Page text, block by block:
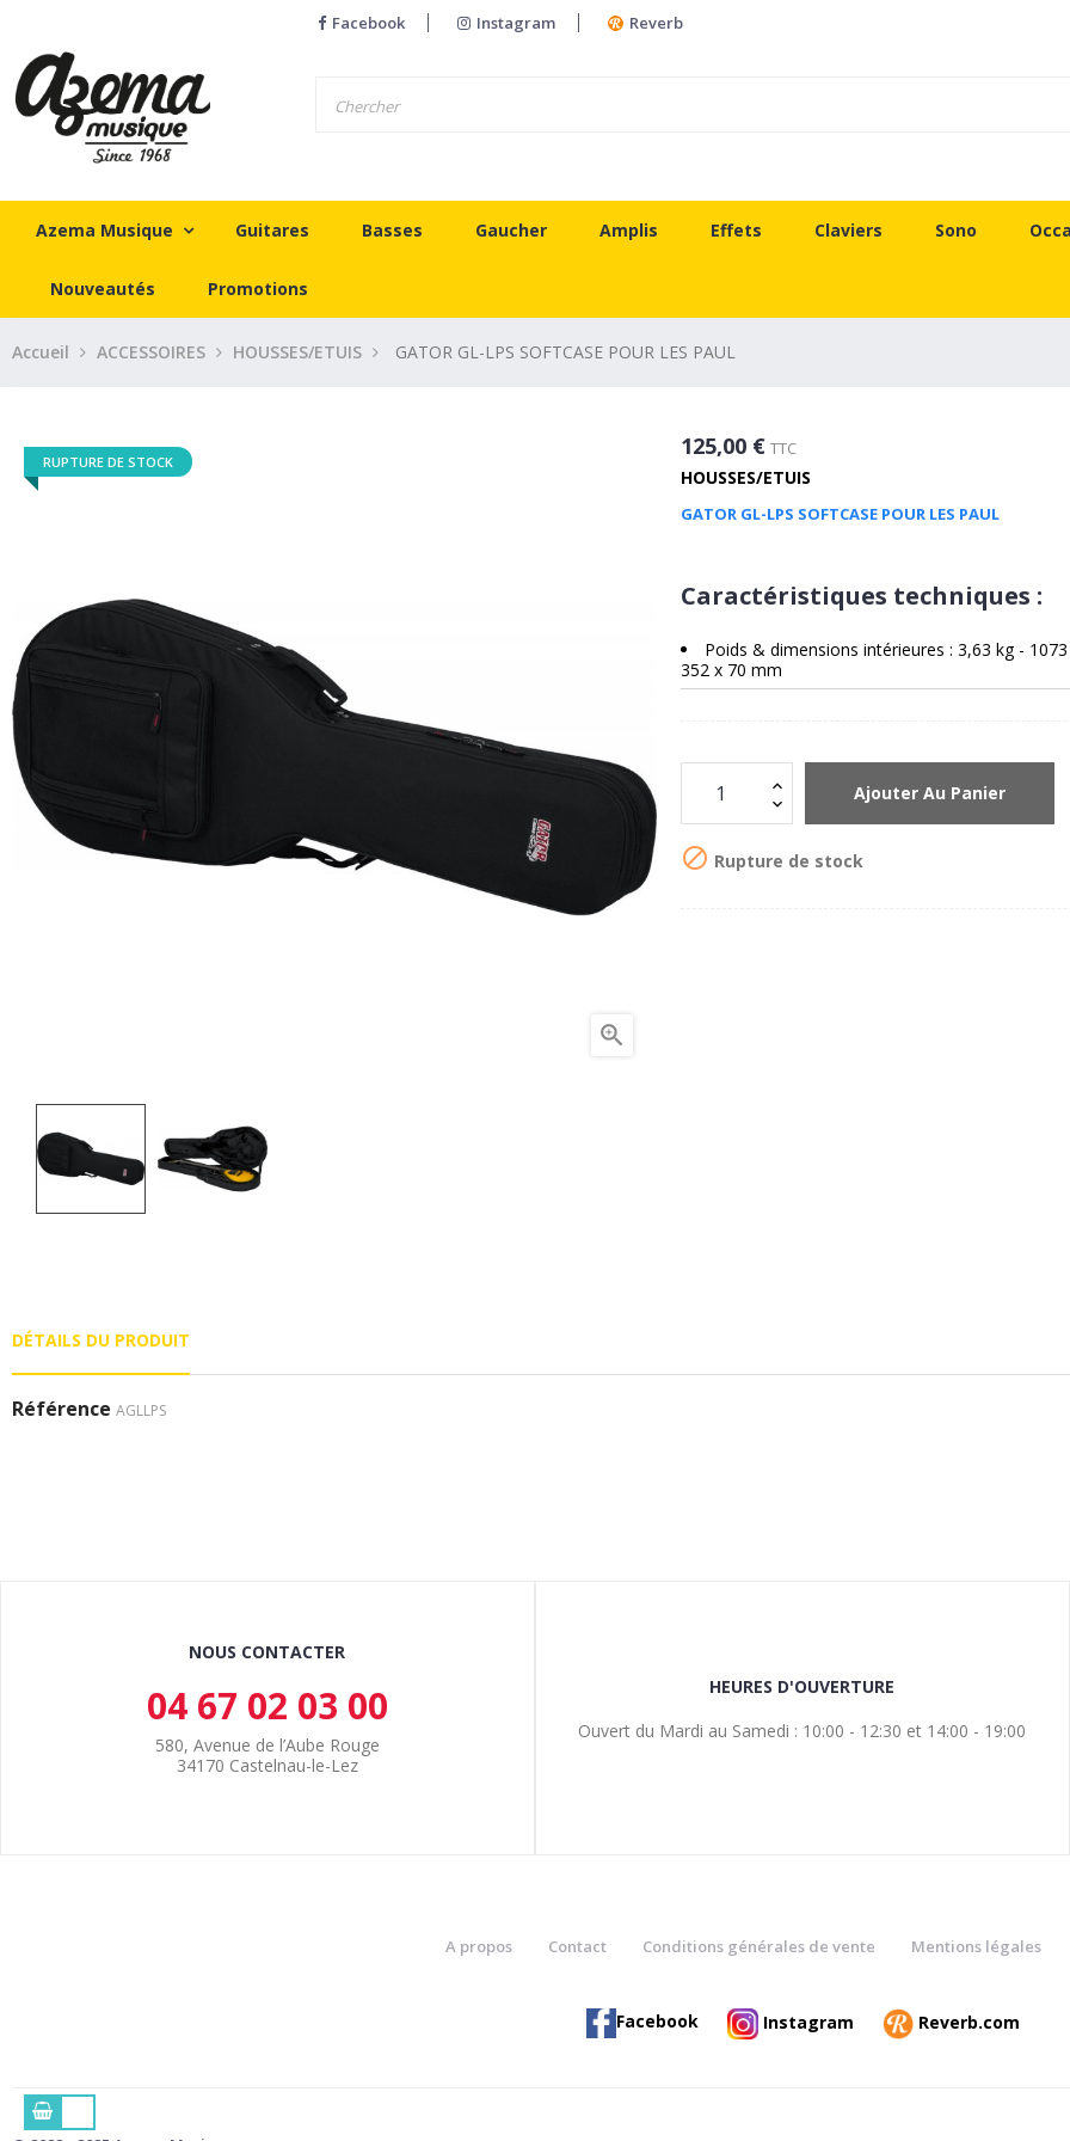
Facebook Instagram Reverb
Azema Musique Guitares Basses Gaucher Amplis Effets Claviers Sono
Nouveautés Promotions
Accueil ACCESSOIRES HOUSSES/ETUIS GATOR GL-LPS SOFTCASE POUR LES PAUL
RUPTURE DE STOCK

125,00 € TTC
HOUSSES/ETUIS
GATOR GL-LPS SOFTCASE POUR LES PAUL
Caractéristiques techniques :
Poids & dimensions intérieures : 3,63 kg -
352 x 70 mm
Ajouter Au Panier
 Rupture de stock
DÉTAILS DU PRODUIT
Référence AGLLPS
NOUS CONTACTER
04 67 02 03 00
580, Avenue de l’Aube Rouge
34170 Castelnau-le-Lez
HEURES D'OUVERTURE
Ouvert du Mardi au Samedi : 10:00 - 12:30 et 14:00 - 19:00
A propos Contact Conditions générales de vente Mentions légales
Facebook Instagram Reverb.com